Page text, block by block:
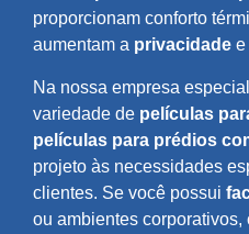
proporcionam conforto
aumentam a privacidade e
Na nossa empresa
variedade de películas
películas para prédios
projeto às necessidades
clientes. Se você possui
ou ambientes corporativos,